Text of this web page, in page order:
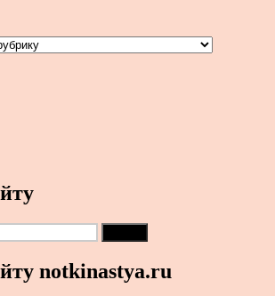
notkinastya.ru